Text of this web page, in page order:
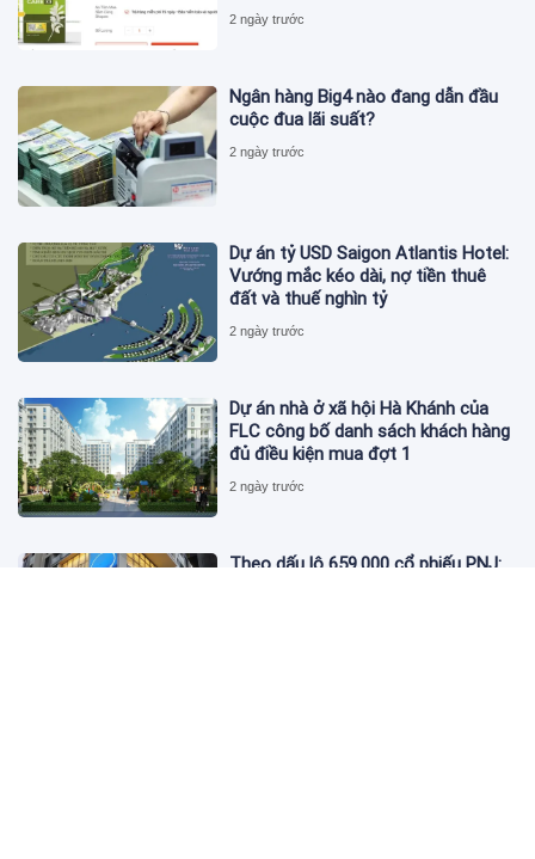
2 ngày trước
Ngân hàng Big4 nào đang dẫn đầu
cuộc đua lãi suất?
2 ngày trước
Dự án tỷ USD Saigon Atlantis Hotel:
Vướng mắc kéo dài, nợ tiền thuê
đất và thuế nghìn tỷ
2 ngày trước
Dự án nhà ở xã hội Hà Khánh của
FLC công bố danh sách khách hàng
đủ điều kiện mua đợt 1
2 ngày trước
Theo dấu lô 659.000 cổ phiếu PNJ: